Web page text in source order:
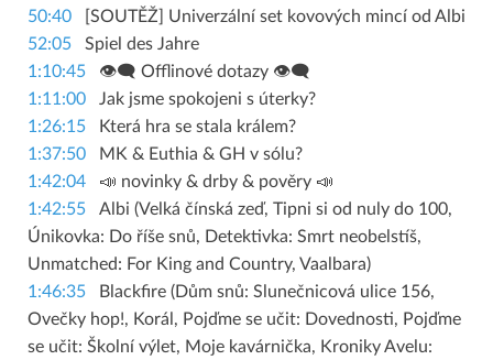
50:40 [SOUTĚŽ] Univerzální set kovových mincí od Albi
52:05 Spiel des Jahre
1:10:45 👁‍🗨 Offlinové dotazy 👁‍🗨
1:11:00 Jak jsme spokojeni s úterky?
1:26:15 Která hra se stala králem?
1:37:50 MK & Euthia & GH v sólu?
1:42:04 📣 novinky & drby & pověry 📣
1:42:55 Albi (Velká čínská zeď, Tipni si od nuly do 100,
Únikovka: Do říše snů, Detektivka: Smrt neobelstíš,
Unmatched: For King and Country, Vaalbara)
1:46:35 Blackfire (Dům snů: Slunečnicová ulice 156,
Ovečky hop!, Korál, Pojďme se učit: Dovednosti, Pojďme
se učit: Školní výlet, Moje kavárnička, Kroniky Avelu: